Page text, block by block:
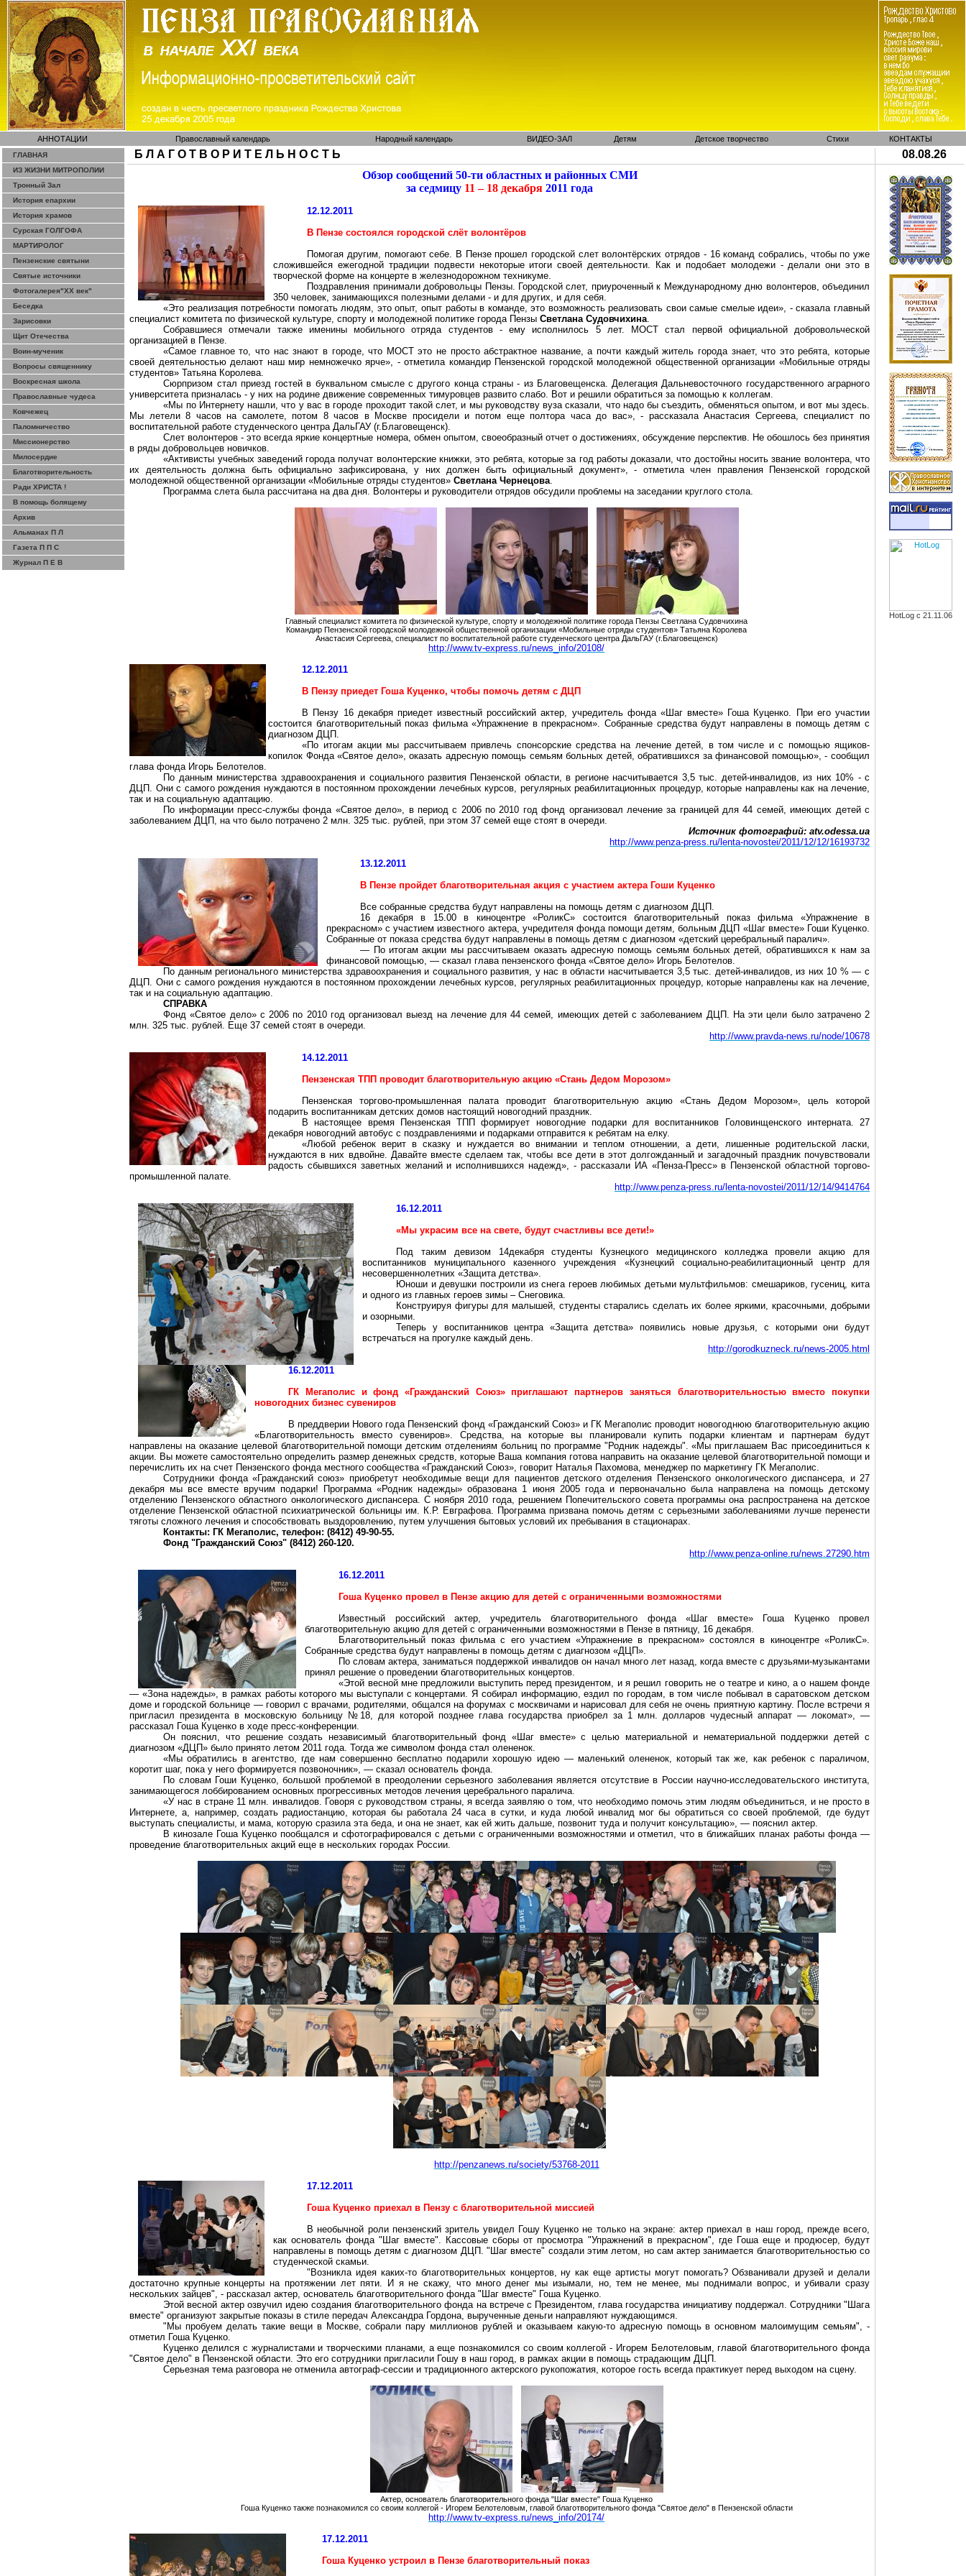
АННОТАЦИИ Православный календарь Народный календарь ВИДЕО-ЗАЛ Детям Детское творчество Стихи КОНТАКТЫ
ГЛАВНАЯ
ИЗ ЖИЗНИ МИТРОПОЛИИ
Тронный Зал
История епархии
История храмов
Сурская ГОЛГОФА
МАРТИРОЛОГ
Пензенские святыни
Святые источники
Фотогалерея"ХХ век"
Беседка
Зарисовки
Щит Отечества
Воин-мученик
Вопросы священнику
Воскресная школа
Православные чудеса
Ковчежец
Паломничество
Миссионерство
Милосердие
Благотворительность
Ради ХРИСТА !
В помощь болящему
Архив
Альманах П Л
Газета П П С
Журнал П Е В
Б Л А Г О Т В О Р И Т Е Л Ь Н О С Т Ь
08.08.26
Обзор сообщений 50-ти областных и районных СМИ
за седмицу 11 – 18 декабря 2011 года
12.12.2011
В Пензе состоялся городской слёт волонтёров
Помогая другим, помогают себе. В Пензе прошел городской слет волонтёрских отрядов - 16 команд собрались, чтобы по уже
сложившейся ежегодной традиции подвести некоторые итоги своей деятельности. Как и подобает молодежи - делали они это в
творческой форме на концерте в железнодорожном техникуме.
Поздравления принимали добровольцы Пензы. Городской слет, приуроченный к Международному дню волонтеров, объединил
350 человек, занимающихся полезными делами - и для других, и для себя.
«Это реализация потребности помогать людям, это опыт, опыт работы в команде, это возможность реализовать свои самые смелые идеи», - сказала главный
специалист комитета по физической культуре, спорту и молодежной политике города Пензы Светлана Судовчихина.
Собравшиеся отмечали также именины мобильного отряда студентов - ему исполнилось 5 лет. МОСТ стал первой официальной добровольческой
организацией в Пензе.
«Самое главное то, что нас знают в городе, что МОСТ это не просто абстрактное название, а почти каждый житель города знает, что это ребята, которые
своей деятельностью делают наш мир немножечко ярче», - отметила командир Пензенской городской молодежной общественной организации «Мобильные отряды
студентов» Татьяна Королева.
Сюрпризом стал приезд гостей в буквальном смысле с другого конца страны - из Благовещенска. Делегация Дальневосточного государственного аграрного
университета призналась - у них на родине движение современных тимуровцев развито слабо. Вот и решили обратиться за помощью к коллегам.
«Мы по Интернету нашли, что у вас в городе проходит такой слет, и мы руководству вуза сказали, что надо бы съездить, обменяться опытом, и вот мы здесь.
Мы летели 8 часов на самолете, потом 8 часов в Москве просидели и потом еще полтора часа до вас», - рассказала Анастасия Сергеева, специалист по
воспитательной работе студенческого центра ДальГАУ (г.Благовещенск).
Слет волонтеров - это всегда яркие концертные номера, обмен опытом, своеобразный отчет о достижениях, обсуждение перспектив. Не обошлось без принятия
в ряды добровольцев новичков.
«Активисты учебных заведений города получат волонтерские книжки, это ребята, которые за год работы доказали, что достойны носить звание волонтера, что
их деятельность должна быть официально зафиксирована, у них должен быть официальный документ», - отметила член правления Пензенской городской
молодежной общественной организации «Мобильные отряды студентов» Светлана Чернецова.
Программа слета была рассчитана на два дня. Волонтеры и руководители отрядов обсудили проблемы на заседании круглого стола.
Главный специалист комитета по физической культуре, спорту и молодежной политике города Пензы Светлана Судовчихина
Командир Пензенской городской молодежной общественной организации «Мобильные отряды студентов» Татьяна Королева
Анастасия Сергеева, специалист по воспитательной работе студенческого центра ДальГАУ (г.Благовещенск)
http://www.tv-express.ru/news_info/20108/
12.12.2011
В Пензу приедет Гоша Куценко, чтобы помочь детям с ДЦП
В Пензу 16 декабря приедет известный российский актер, учредитель фонда «Шаг вместе» Гоша Куценко. При его участии
состоится благотворительный показ фильма «Упражнение впрекрасном». Собранные средства будут направлены в помощь детям с
диагнозом ДЦП.
«По итогам акции мы рассчитываем привлечь спонсорские средства на лечение детей, в том числе и с помощью ящиков-
копилок Фонда «Святое дело», оказать адресную помощь семьям больных детей, обратившихся за финансовой помощью», - сообщил
глава фонда Игорь Белотелов.
По данным министерства здравоохранения и социального развития Пензенской области, в регионе насчитывается 3,5 тыс. детей-инвалидов, из них 10% - с
ДЦП. Они с самого рождения нуждаются в постоянном прохождении лечебных курсов, регулярных реабилитационных процедур, которые направлены как на лечение,
так и на социальную адаптацию.
По информации пресс-службы фонда «Святое дело», в период с 2006 по 2010 год фонд организовал лечение за границей для 44 семей, имеющих детей с
заболеванием ДЦП, на что было потрачено 2 млн. 325 тыс. рублей, при этом 37 семей еще стоят в очереди.
Источник фотографий: atv.odessa.ua
http://www.penza-press.ru/lenta-novostei/2011/12/12/16193732
13.12.2011
В Пензе пройдет благотворительная акция с участием актера Гоши Куценко
Все собранные средства будут направлены на помощь детям с диагнозом ДЦП.
16 декабря в 15.00 в киноцентре «РоликС» состоится благотворительный показ фильма «Упражнение в
прекрасном» с участием известного актера, учредителя фонда помощи детям, больным ДЦП «Шаг вместе» Гоши Куценко.
Собранные от показа средства будут направлены в помощь детям с диагнозом «детский церебральный паралич».
— По итогам акции мы рассчитываем оказать адресную помощь семьям больных детей, обратившихся к нам за
финансовой помощью, — сказал глава пензенского фонда «Святое дело» Игорь Белотелов.
По данным регионального министерства здравоохранения и социального развития, у нас в области насчитывается 3,5 тыс. детей-инвалидов, из них 10 % — с
ДЦП. Они с самого рождения нуждаются в постоянном прохождении лечебных курсов, регулярных реабилитационных процедур, которые направлены как на лечение,
так и на социальную адаптацию.
СПРАВКА
Фонд «Святое дело» с 2006 по 2010 год организовал выезд на лечение для 44 семей, имеющих детей с заболеванием ДЦП. На эти цели было затрачено 2
млн. 325 тыс. рублей. Еще 37 семей стоят в очереди.
http://www.pravda-news.ru/node/10678
14.12.2011
Пензенская ТПП проводит благотворительную акцию «Стань Дедом Морозом»
Пензенская торгово-промышленная палата проводит благотворительную акцию «Стань Дедом Морозом», цель которой
подарить воспитанникам детских домов настоящий новогодний праздник.
В настоящее время Пензенская ТПП формирует новогодние подарки для воспитанников Головинщенского интерната. 27
декабря новогодний автобус с поздравлениями и подарками отправится к ребятам на елку.
«Любой ребенок верит в сказку и нуждается во внимании и теплом отношении, а дети, лишенные родительской ласки,
нуждаются в них вдвойне. Давайте вместе сделаем так, чтобы все дети в этот долгожданный и загадочный праздник почувствовали
радость сбывшихся заветных желаний и исполнившихся надежд», - рассказали ИА «Пенза-Пресс» в Пензенской областной торгово-
промышленной палате.
http://www.penza-press.ru/lenta-novostei/2011/12/14/9414764
16.12.2011
«Мы украсим все на свете, будут счастливы все дети!»
Под таким девизом 14декабря студенты Кузнецкого медицинского колледжа провели акцию для
воспитанников муниципального казенного учреждения «Кузнецкий социально-реабилитационный центр для
несовершеннолетних «Защита детства».
Юноши и девушки построили из снега героев любимых детьми мультфильмов: смешариков, гусениц, кита
и одного из главных героев зимы – Снеговика.
Конструируя фигуры для малышей, студенты старались сделать их более яркими, красочными, добрыми
и озорными.
Теперь у воспитанников центра «Защита детства» появились новые друзья, с которыми они будут
встречаться на прогулке каждый день.
http://gorodkuzneck.ru/news-2005.html
16.12.2011
ГК Мегаполис и фонд «Гражданский Союз» приглашают партнеров заняться благотворительностью вместо покупки
новогодних бизнес сувениров
В преддверии Нового года Пензенский фонд «Гражданский Союз» и ГК Мегаполис проводит новогоднюю благотворительную акцию
«Благотворительность вместо сувениров». Средства, на которые вы планировали купить подарки клиентам и партнерам будут
направлены на оказание целевой благотворительной помощи детским отделениям больниц по программе "Родник надежды". «Мы приглашаем Васприсоединиться к
акции. Вы можете самостоятельно определить размер денежных средств, которые Ваша компания готова направить на оказание целевой благотворительной помощи и
перечислить их на счет Пензенского фонда местного сообщества «Гражданский Союз», говорит Наталья Пахомова, менеджер по маркетингу ГК Мегаполис.
Сотрудники фонда «Гражданский союз» приобретут необходимые вещи для пациентов детского отделения Пензенского онкологического диспансера, и 27
декабря мы все вместе вручим подарки! Программа «Родник надежды» образована 1 июня 2005 года и первоначально была направлена на помощь детскому
отделению Пензенского областного онкологического диспансера. С ноября 2010 года, решением Попечительского совета программы она распространена на детское
отделение Пензенской областной психиатрической больницы им. К.Р. Евграфова. Программа призвана помочь детям с серьезными заболеваниями лучше перенести
тяготы сложного лечения и способствовать выздоровлению, путем улучшения бытовых условий их пребывания в стационарах.
Контакты: ГК Мегаполис, телефон: (8412) 49-90-55.
Фонд "Гражданский Союз" (8412) 260-120.
http://www.penza-online.ru/news.27290.htm
16.12.2011
Гоша Куценко провел в Пензе акцию для детей с ограниченными возможностями
Известный российский актер, учредитель благотворительного фонда «Шаг вместе» Гоша Куценко провел
благотворительную акцию для детей с ограниченными возможностями в Пензе в пятницу, 16 декабря.
Благотворительный показ фильма с его участием «Упражнение в прекрасном» состоялся в киноцентре «РоликС».
Собранные средства будут направлены в помощь детям с диагнозом «ДЦП».
По словам актера, заниматься поддержкой инвалидов он начал много лет назад, когда вместе с друзьями-музыкантами
принял решение о проведении благотворительных концертов.
«Этой весной мне предложили выступить перед президентом, и я решил говорить не о театре и кино, а о нашем фонде
— «Зона надежды», в рамках работы которого мы выступали с концертами. Я собирал информацию, ездил по городам, в том числе побывал в саратовском детском
доме и городской больнице — говорил с врачами, родителями, общался на форумах с москвичами и нарисовал для себя не очень приятную картину. После встречи я
пригласил президента в московскую больницу №18, для которой позднее глава государства приобрел за 1 млн. долларов чудесный аппарат — локомат», —
рассказал Гоша Куценко в ходе пресс-конференции.
Он пояснил, что решение создать независимый благотворительный фонд «Шаг вместе» с целью материальной и нематериальной поддержки детей с
диагнозом «ДЦП» было принято летом 2011 года. Тогда же символом фонда стал олененок.
«Мы обратились в агентство, где нам совершенно бесплатно подарили хорошую идею — маленький олененок, который так же, как ребенок с параличом,
коротит шаг, пока у него формируется позвоночник», — сказал основатель фонда.
По словам Гоши Куценко, большой проблемой в преодолении серьезного заболевания является отсутствие в России научно-исследовательского института,
занимающегося лоббированием основных прогрессивных методов лечения церебрального паралича.
«У нас в стране 11 млн. инвалидов. Говоря с руководством страны, я всегда заявляю о том, что необходимо помочь этим людям объединиться, и не просто в
Интернете, а, например, создать радиостанцию, которая бы работала 24 часа в сутки, и куда любой инвалид мог бы обратиться со своей проблемой, где будут
выступать специалисты, и мама, которую сразила эта беда, и она не знает, как ей жить дальше, позвонит туда и получит консультацию», — пояснил актер.
В кинозале Гоша Куценко пообщался и сфотографировался с детьми с ограниченными возможностями и отметил, что в ближайших планах работы фонда —
проведение благотворительных акций еще в нескольких городах России.
http://penzanews.ru/society/53768-2011
17.12.2011
Гоша Куценко приехал в Пензу с благотворительной миссией
В необычной роли пензенский зритель увидел Гошу Куценко не только на экране: актер приехал в наш город, прежде всего,
как основатель фонда "Шаг вместе". Кассовые сборы от просмотра "Упражнений в прекрасном", где Гоша еще и продюсер, будут
направлены в помощь детям с диагнозом ДЦП. "Шаг вместе" создали этим летом, но сам актер занимается благотворительностью со
студенческой скамьи.
"Возникла идея каких-то благотворительных концертов, ну как еще артисты могут помогать? Обзванивали друзей и делали
достаточно крупные концерты на протяжении лет пяти. И я не скажу, что много денег мы изымали, но, тем не менее, мы поднимали вопрос, и убивали сразу
нескольких зайцев", - рассказал актер, основатель благотворительного фонда "Шаг вместе" Гоша Куценко.
Этой весной актер озвучил идею создания благотворительного фонда на встрече с Президентом, глава государства инициативу поддержал. Сотрудники "Шага
вместе" организуют закрытые показы в стиле передач Александра Гордона, вырученные деньги направляют нуждающимся.
"Мы пробуем делать такие вещи в Москве, собрали пару миллионов рублей и оказываем какую-то адресную помощь в основном малоимущим семьям", -
отметил Гоша Куценко.
Куценко делился с журналистами и творческими планами, а еще познакомился со своим коллегой - Игорем Белотеловым, главой благотворительного фонда
"Святое дело" в Пензенской области. Это его сотрудники пригласили Гошу в наш город, в рамках акции в помощь страдающим ДЦП.
Серьезная тема разговора не отменилаавтограф-сессии и традиционного актерского рукопожатия, которое гость всегда практикует перед выходом на сцену.
Актер, основатель благотворительного фонда "Шаг вместе" Гоша Куценко
Гоша Куценко также познакомился со своим коллегой - Игорем Белотеловым, главой благотворительного фонда "Святое дело" в Пензенской области
http://www.tv-express.ru/news_info/20174/
17.12.2011
Гоша Куценко устроил в Пензе благотворительный показ
HotLog с 21.11.06